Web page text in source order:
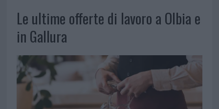
Le ultime offerte di lavoro a Olbia e
in Gallura